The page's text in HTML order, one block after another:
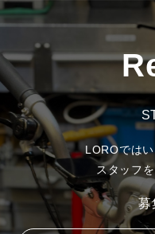
LOROでは
スタッフ
募